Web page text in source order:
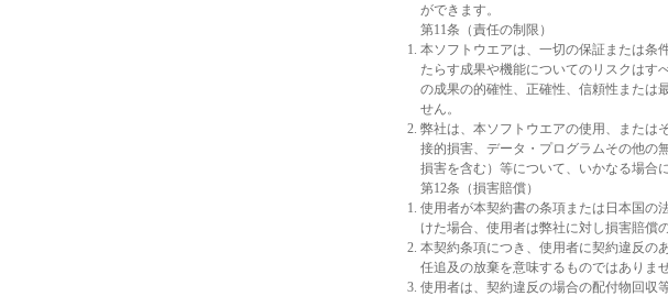
ができます。
第11条（責任の制限）
本ソフトウエアは、一切の保証または条
たらす成果や機能についてのリスクはす
の成果の的確性、正確性、信頼性または
せん。
弊社は、本ソフトウエアの使用、または
接的損害、データ・プログラムその他の
損害を含む）等について、いかなる場合
第12条（損害賠償）
使用者が本契約書の条項または日本国の
けた場合、使用者は弊社に対し損害賠償
本契約条項につき、使用者に契約違反の
任追及の放棄を意味するものではありませ
使用者は、契約違反の場合の配付物回収